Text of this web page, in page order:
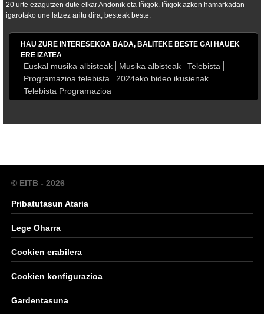
20 urte ezagutzen dute elkar Andonik eta Iñigok. Iñigok azken hamarkadan
igarotako une latzez aritu dira, besteak beste.
HAU ZURE INTERESEKOA BADA, BALITEKE BESTE GAI HAUEK
ERE IZATEA
Euskal musika albisteak Musika albisteak
Telebista
Programazioa telebista
2024eko bideo ikusienak
Telebista Programazioa
© EITB - 2026
Pribatutasun Ataria
Lege Oharra
Cookien erabilera
Cookien konfigurazioa
Gardentasuna